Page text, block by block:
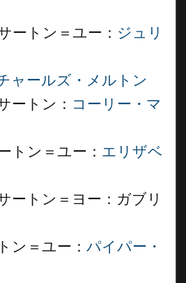
ートン＝ユー： ジュリ
ャールズ・メルトン
ートン： コーリー・マ
トン＝ユー： エリザベ
ートン＝ヨー：ガブリ
ン＝ユー： パイパー・